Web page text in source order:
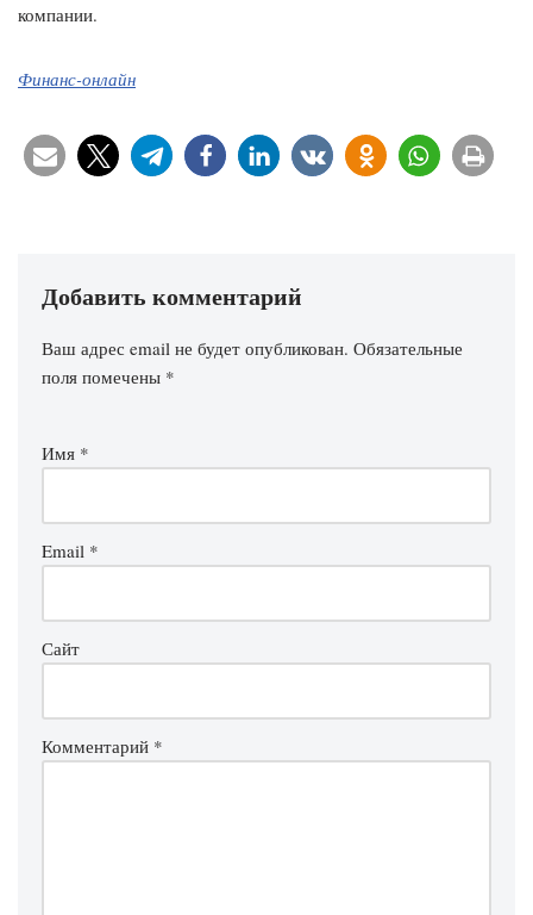
компании.
Финанс-онлайн
Добавить комментарий
Ваш адрес email не будет опубликован. Обязательные
поля помечены *
Имя *
Email *
Сайт
Комментарий *